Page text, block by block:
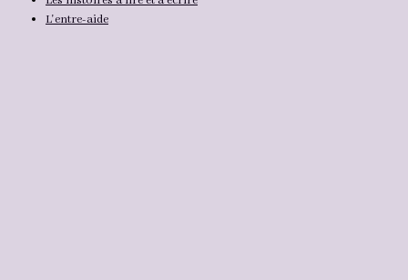
L'entre-aide